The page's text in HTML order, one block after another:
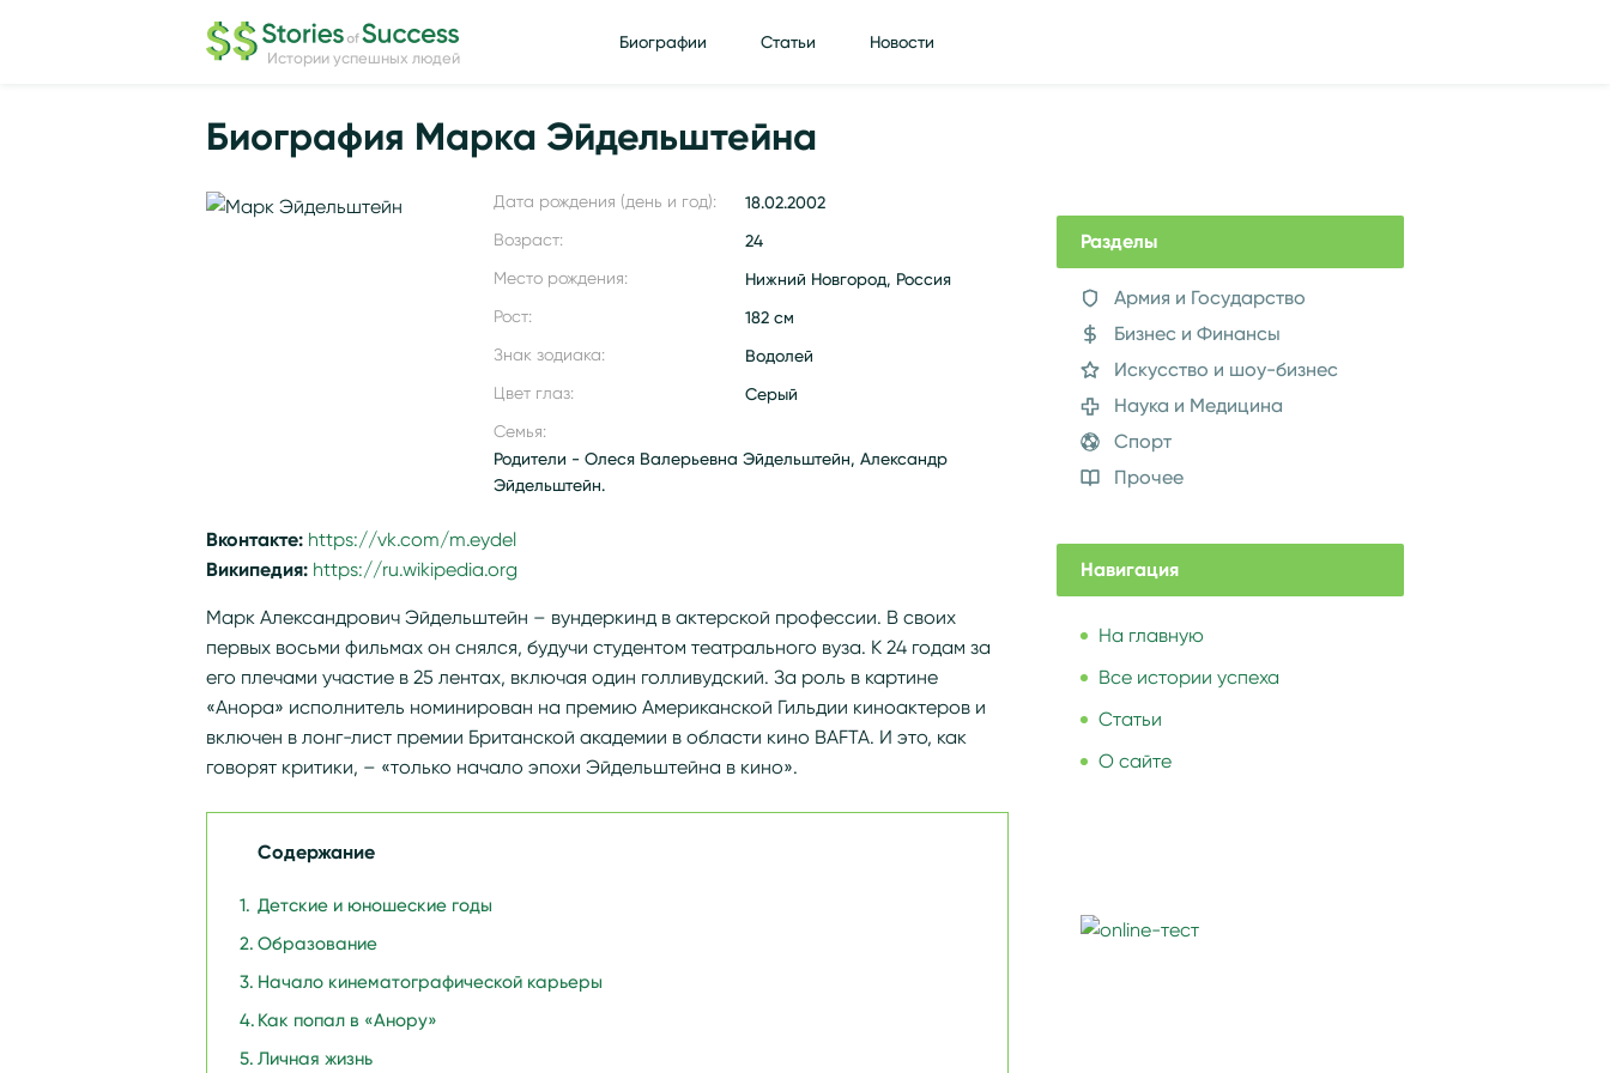
Истории успешных людей
Биографии Статьи Новости
Биография Марка Эйдельштейна
Дата рождения (день и год): 18.02.2002
Возраст: 24
Место рождения: Нижний Новгород, Россия
Рост: 182 см
Знак зодиака: Водолей
Цвет глаз: Серый
Семья:
Родители - Олеся Валерьевна Эйдельштейн, Александр
Эйдельштейн.
Вконтакте: https://vk.com/m.eydel
Википедия: https://ru.wikipedia.org/wiki/Эйдельштейн,_Марк_Александрович
Марк Александрович Эйдельштейн – вундеркинд в актерской профессии. В своих
первых восьми фильмах он снялся, будучи студентом театрального вуза. К 24 годам за
его плечами участие в 25 лентах, включая один голливудский. За роль в картине
«Анора» исполнитель номинирован на премию Американской Гильдии киноактеров и
включен в лонг-лист премии Британской академии в области кино BAFTA. И это, как
говорят критики, – «только начало эпохи Эйдельштейна в кино».
Содержание
Детские и юношеские годы
Образование
Начало кинематографической карьеры
Как попал в «Анору»
Личная жизнь
Разделы
Армия и Государство
Бизнес и Финансы
Искусство и шоу-бизнес
Наука и Медицина
Спорт
Прочее
Навигация
На главную
Все истории успеха
Статьи
О сайте